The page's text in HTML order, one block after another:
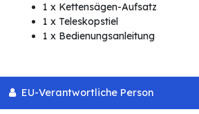
1 x Kettensägen-Aufsatz
1 x Teleskopstiel
1 x Bedienungsanleitung
EU-Verantwortliche Person